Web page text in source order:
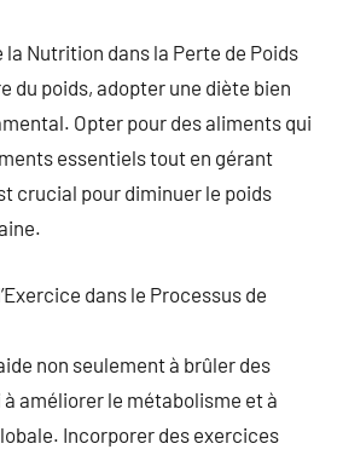
la Nutrition dans la Perte de Poids
du poids, adopter une diète bien
Opter pour des aliments qui
essentiels tout en gérant
crucial pour diminuer le poids
dans le Processus de
non seulement à brûler des
améliorer le métabolisme et à
Incorporer des exercices